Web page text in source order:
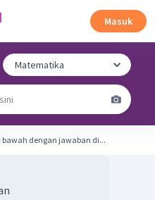
Masuk
dengan jawaban di...